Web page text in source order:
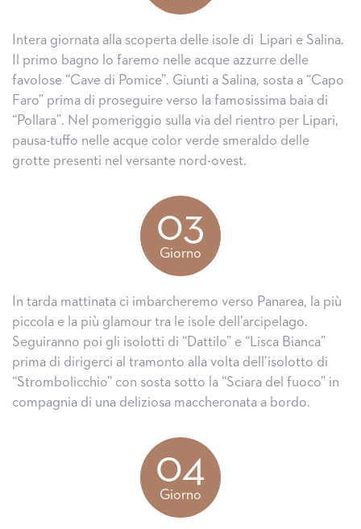
Intera giornata alla scoperta delle isole di Lipari e Salina.
Il primo bagno lo faremo nelle acque azzurre delle
favolose “Cave di Pomice”. Giunti a Salina, sosta a “Capo
Faro” prima di proseguire verso la famosissima baia di
“Pollara”. Nel pomeriggio sulla via del rientro per Lipari,
pausa-tuffo nelle acque color verde smeraldo delle
grotte presenti nel versante nord-ovest.
03
Giorno
In tarda mattinata ci imbarcheremo verso Panarea, la più
piccola e la più glamour tra le isole dell’arcipelago.
Seguiranno poi gli isolotti di “Dattilo” e “Lisca Bianca”
prima di dirigerci al tramonto alla volta dell’isolotto di
“Strombolicchio” con sosta sotto la “Sciara del fuoco” in
compagnia di una deliziosa maccheronata a bordo.
04
Giorno